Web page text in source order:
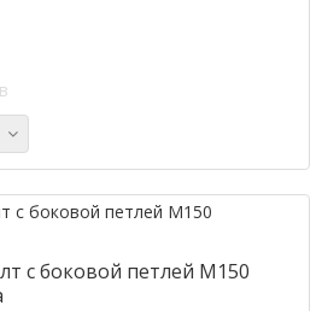
с боковой петлей M150